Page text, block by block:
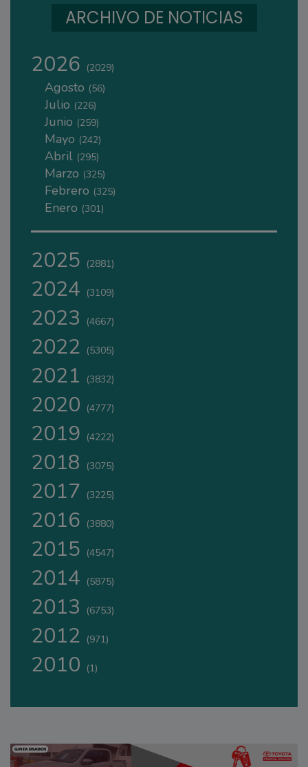
ARCHIVO DE NOTICIAS
2026 (2029)
Agosto (56)
Julio (226)
Junio (259)
Mayo (242)
Abril (295)
Marzo (325)
Febrero (325)
Enero (301)
2025 (2881)
2024 (3109)
2023 (4667)
2022 (5305)
2021 (3832)
2020 (4777)
2019 (4222)
2018 (3075)
2017 (3225)
2016 (3880)
2015 (4547)
2014 (5875)
2013 (6753)
2012 (971)
2010 (1)